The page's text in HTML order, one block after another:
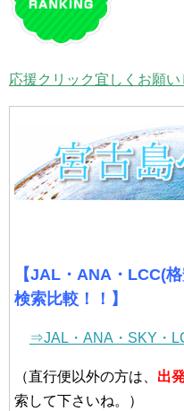
応援クリック宜しくお願い
【JAL・ANA・LCC(
検索比較！！】
⇒JAL・ANA・SKY・
（直行便以外の方は、 出
索して下さいね。）